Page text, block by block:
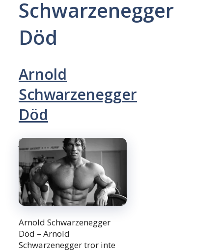
Schwarzenegger
Död
Arnold
Schwarzenegger
Död
July 28, 2026
Arnold Schwarzenegger
Död – Arnold
Schwarzenegger tror inte